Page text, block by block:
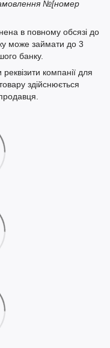
№[номер
в повному обсязі до
може займати до 3
банку.
компанії для
здійснюється